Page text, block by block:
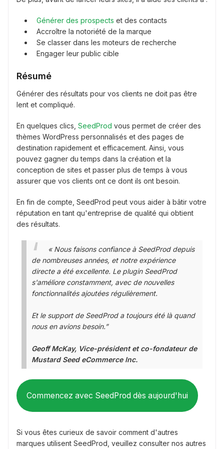
Générer des prospects et des contacts
Accroître la notoriété de la marque
Se classer dans les moteurs de recherche
Engager leur public cible
Résumé
Générer des résultats pour vos clients ne doit pas être
lent et compliqué.
En quelques clics, SeedProd vous permet de créer des
thèmes WordPress personnalisés et des pages de
destination rapidement et efficacement. Ainsi, vous
pouvez gagner du temps dans la création et la
conception de sites et passer plus de temps à vous
assurer que vos clients ont ce dont ils ont besoin.
En fin de compte, SeedProd peut vous aider à bâtir votre
réputation en tant qu'entreprise de qualité qui obtient
des résultats.
« Nous faisons confiance à SeedProd depuis
de nombreuses années, et notre expérience
directe a été excellente. Le plugin SeedProd
s'améliore constamment, avec de nouvelles
fonctionnalités ajoutées régulièrement.
Et le support de SeedProd a toujours été là quand
nous en avions besoin.”
Geoff McKay, Vice-président et co-fondateur de
Mustard Seed eCommerce Inc.
Commencez avec SeedProd dès aujourd'hui
Si vous êtes curieux de savoir comment d'autres
marques utilisent SeedProd, veuillez consulter nos autres